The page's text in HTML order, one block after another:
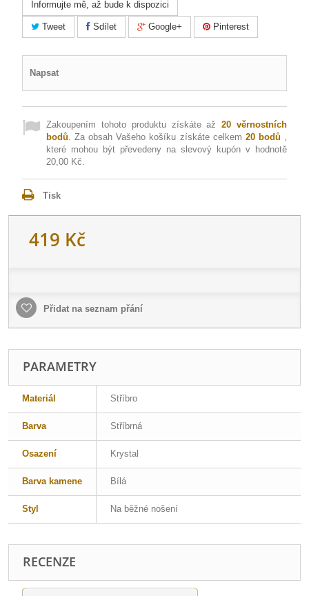
Informujte mě, až bude k dispozici
Tweet Sdílet Google+ Pinterest
Napsat
Zakoupením tohoto produktu získáte až20 věrnostních
bodů. Za obsah Vašeho košíku získáte celkem 20bodů ,
které mohou být převedeny na slevový kupón v hodnotě
20,00 Kč.
Tisk
419 Kč
Přidat na seznam přání
PARAMETRY
Materiál Stříbro
Barva Stříbrná
Osazení Krystal
Barva kamene Bílá
Styl Na běžné nošení
RECENZE